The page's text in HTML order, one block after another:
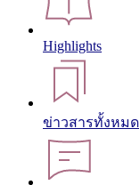
Highlights
ข่าวสารทั้งหมด